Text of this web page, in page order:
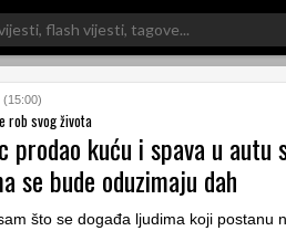
(15:00)
rob svog života
prodao kuću i spava u autu
se bude oduzimaju dah
što se događa ljudima koji postanu